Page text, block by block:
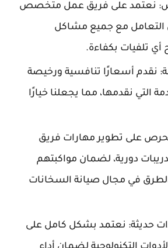
نعتمد على فريق عمل متخصص
التعامل مع جميع مشاكل
تلفيات بكفاءة.
نقدم أسعارًا تنافسية ورخيصة
التي نقدمها، مما يجعلنا خيارًا
على تطوير مهارات فريق
دورية، لضمان مواكبتهم
في مجال صيانة السخانات
حديثة: نعتمد بشكل كامل على